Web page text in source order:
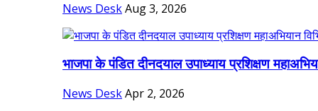
News DeskAug 3, 2026
भाजपा के पंडित दीनदयाल उपाध्याय प्रशिक्षण
News DeskApr 2, 2026